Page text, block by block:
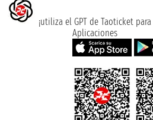
¡utiliza el GPT de Taoticket
Aplicaciones